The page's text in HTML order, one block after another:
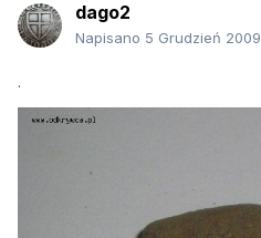
dago2
Napisano 5 Grudzień 2009
.